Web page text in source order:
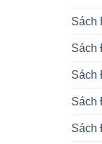
Sách
Sách
Sách
Sách
Sách